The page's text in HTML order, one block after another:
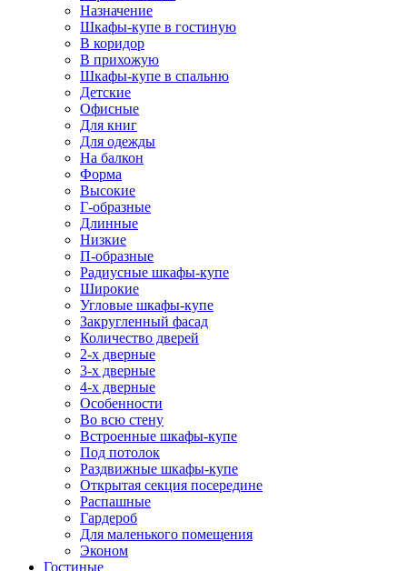
Назначение
Шкафы-купе в гостиную
В коридор
В прихожую
Шкафы-купе в спальню
Детские
Офисные
Для книг
Для одежды
На балкон
Форма
Высокие
Г-образные
Длинные
Низкие
П-образные
Радиусные шкафы-купе
Широкие
Угловые шкафы-купе
Закругленный фасад
Количество дверей
2-х дверные
3-х дверные
4-х дверные
Особенности
Во всю стену
Встроенные шкафы-купе
Под потолок
Раздвижные шкафы-купе
Открытая секция посередине
Распашные
Гардероб
Для маленького помещения
Эконом
Гостиные